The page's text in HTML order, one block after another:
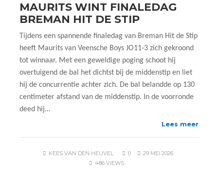
MAURITS WINT FINALEDAG
BREMAN HIT DE STIP
Tijdens een spannende finaledag van Breman Hit de Stip
heeft Maurits van Veensche Boys JO11-3 zich gekroond
tot winnaar. Met een geweldige poging schoot hij
overtuigend de bal het dichtst bij de middenstip en liet
hij de concurrentie achter zich. De bal belandde op 130
centimeter afstand van de middenstip. In de voorronde
deed hij…
Lees meer
KEES VAN DEN HEUVEL 0
29 MEI 2026
486 VIEWS